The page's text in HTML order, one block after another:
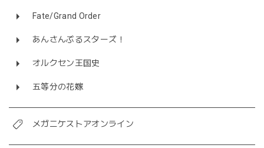
Fate/Grand Order
あんさんぶるスターズ！
オルクセン王国史
五等分の花嫁
メガニケストアオンライン